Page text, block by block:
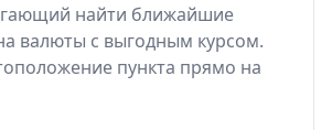
найти ближайшие
валюты с выгодным курсом.
пункта прямо на